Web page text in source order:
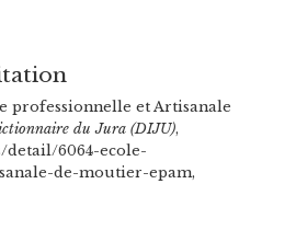
professionnelle et Artisanale
du Jura (DIJU),
6064-ecole-
de-moutier-epam,